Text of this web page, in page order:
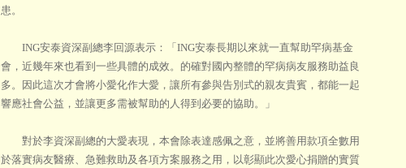
患。
ING安泰資深副總李回源表示：「ING安泰長期以來就一直幫助罕病基金
會，近幾年來也看到一些具體的成效。的確對國內整體的罕病病友服務助益良
多。因此這次才會將小愛化作大愛，讓所有參與告別式的親友貴賓，都能一起
響應社會公益，並讓更多需被幫助的人得到必要的協助。」
對於李資深副總的大愛表現，本會除表達感佩之意，並將善用款項全數用
於落實病友醫療、急難救助及各項方案服務之用，以彰顯此次愛心捐贈的實質